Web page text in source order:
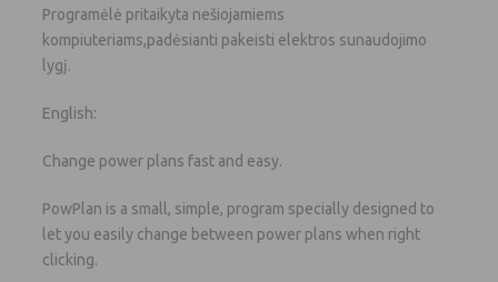
Programėlė pritaikyta nešiojamiems
kompiuteriams,padėsianti pakeisti elektros sunaudojimo
lygį.
English:
Change power plans fast and easy.
PowPlan is a small, simple, program specially designed to
let you easily change between power plans when right
clicking.